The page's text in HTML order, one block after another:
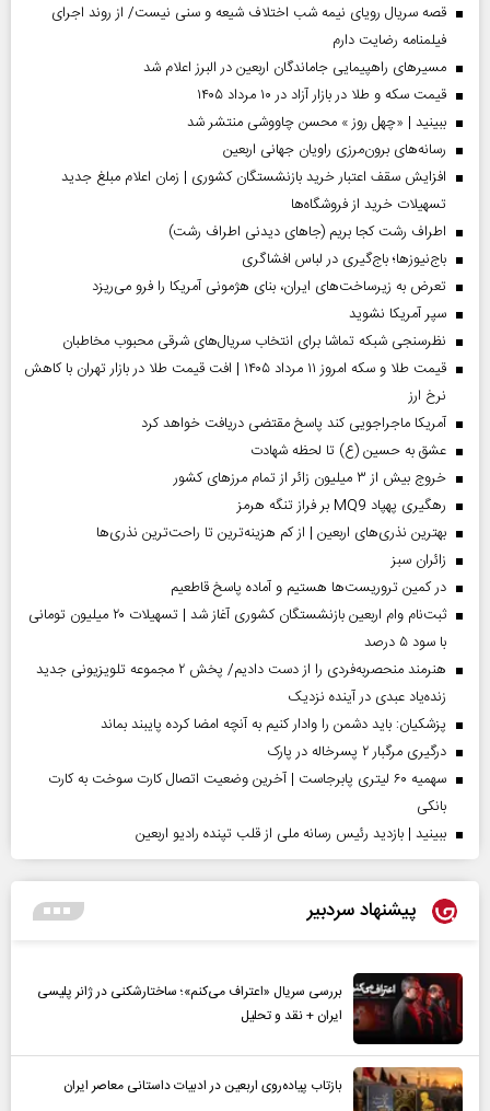
قصه سریال رویای نیمه شب اختلاف شیعه و سنی نیست/ از روند اجرای
فیلمنامه رضایت دارم
مسیر‌های راهپیمایی جاماندگان اربعین در البرز اعلام شد
قیمت سکه و طلا در بازار آزاد در ۱۰ مرداد ۱۴۰۵
ببینید | «چهل روز » محسن چاووشی منتشر شد
رسانه‌های برون‌مرزی راویان جهانی اربعین
افزایش سقف اعتبار خرید بازنشستگان کشوری | زمان اعلام مبلغ جدید
تسهیلات خرید از فروشگاه‌ها
اطراف رشت کجا بریم (جاهای دیدنی اطراف رشت)
باج‌نیوزها؛ باج‌گیری در لباس افشاگری
تعرض به زیرساخت‌های ایران، بنای هژمونی آمریکا را فرو می‌ریزد
سپر آمریکا نشوید
نظرسنجی شبکه تماشا برای انتخاب سریال‌های شرقی محبوب مخاطبان
قیمت طلا و سکه امروز ۱۱ مرداد ۱۴۰۵ | افت قیمت طلا در بازار تهران با کاهش
نرخ ارز
آمریکا ماجراجویی کند پاسخ مقتضی دریافت خواهد کرد
عشق به حسین (ع) تا لحظه شهادت
خروج بیش از ۳ میلیون زائر از تمام مرز‌های کشور
رهگیری پهپاد MQ9 بر فراز تنگه هرمز
بهترین نذری‌های اربعین | از کم هزینه‌ترین تا راحت‌ترین نذری‌ها
‌زائران سبز
در کمین تروریست‌ها هستیم و آماده پاسخ قاطعیم
ثبت‌نام وام اربعین بازنشستگان کشوری آغاز شد | تسهیلات ۲۰ میلیون تومانی
با سود ۵ درصد
هنرمند منحصر‌به‌فردی را از دست دادیم/ پخش ۲ مجموعه تلویزیونی جدید
زنده‌یاد عبدی در آینده نزدیک
پزشکیان: باید دشمن را وادار کنیم به آنچه امضا کرده پایبند بماند
درگیری مرگبار ۲ پسرخاله در پارک
سهمیه ۶۰ لیتری پابرجاست | آخرین وضعیت اتصال کارت سوخت به کارت
بانکی
ببینید | بازدید رئیس رسانه ملی از قلب تپنده رادیو اربعین
پیشنهاد سردبیر
بررسی سریال «اعتراف می‌کنم»؛ ساختارشکنی در ژانر پلیسی
ایران + نقد و تحلیل
بازتاب پیاده‌روی اربعین در ادبیات داستانی معاصر ایران